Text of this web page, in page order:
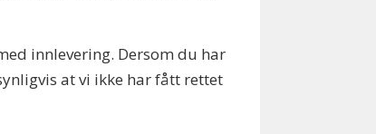
innlevering. Dersom du har
at vi ikke har fått rettet